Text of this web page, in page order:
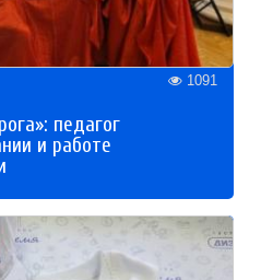
1091
педагог
и работе